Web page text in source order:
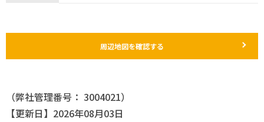
周辺地図を確認する
（弊社管理番号： 3004021）
【更新日】2026年08月03日